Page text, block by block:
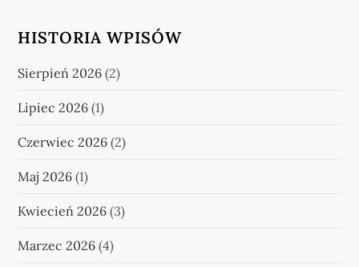
HISTORIA WPISÓW
Sierpień 2026 (2)
Lipiec 2026 (1)
Czerwiec 2026 (2)
Maj 2026 (1)
Kwiecień 2026 (3)
Marzec 2026 (4)